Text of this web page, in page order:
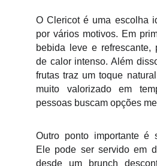
O Clericot é uma escolha
por vários motivos. Em
bebida leve e refrescante,
de calor intenso. Além
frutas traz um toque
muito valorizado em
pessoas buscam opções
Outro ponto importante é
Ele pode ser servido em
desde um brunch